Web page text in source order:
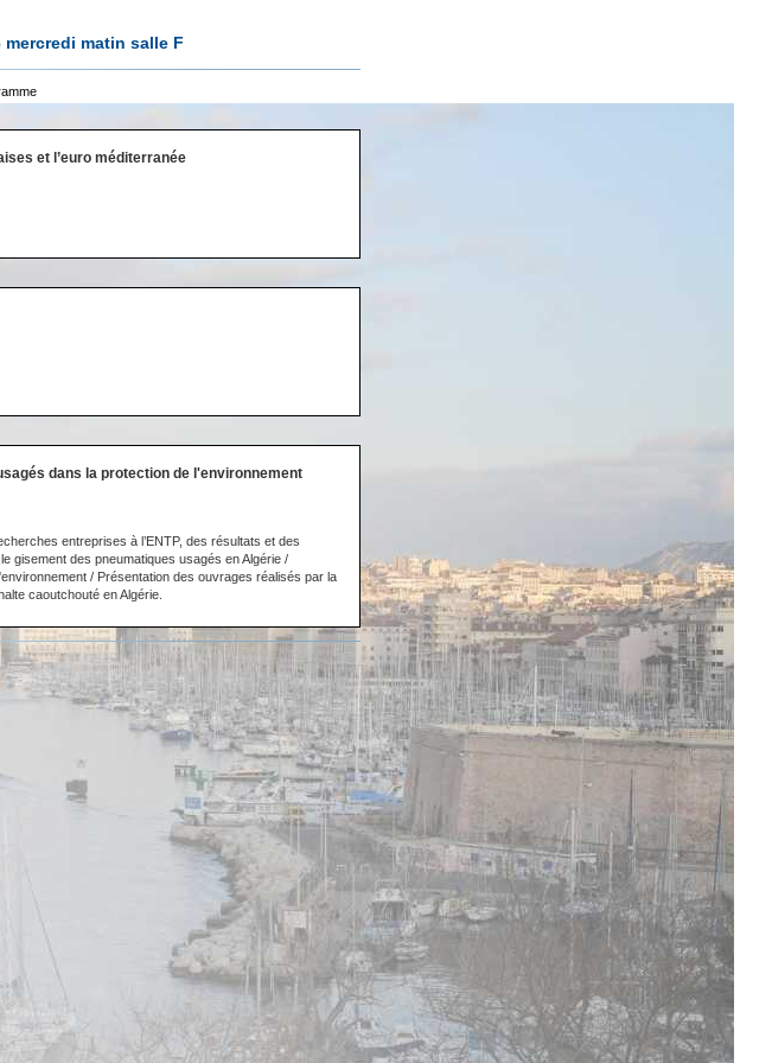
mercredi matin salle F
et l’euro méditerranée
dans la protection de l'environnement
entreprises à l’ENTP, des résultats et des
gisement des pneumatiques usagés en Algérie /
/ Présentation des ouvrages réalisés par la
caoutchouté en Algérie.